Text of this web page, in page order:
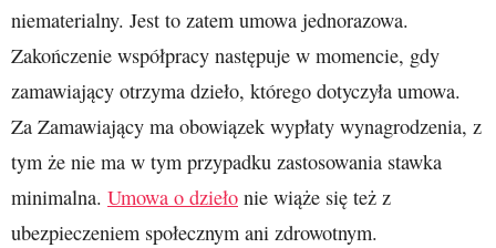
niematerialny. Jest to zatem umowa jednorazowa.
Zakończenie współpracy następuje w momencie, gdy
zamawiający otrzyma dzieło, którego dotyczyła umowa.
Za Zamawiający ma obowiązek wypłaty wynagrodzenia, z
tym że nie ma w tym przypadku zastosowania stawka
minimalna. Umowa o dzieło nie wiąże się też z
ubezpieczeniem społecznym ani zdrowotnym.